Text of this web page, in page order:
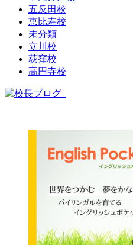
五反田校
恵比寿校
未分類
立川校
荻窪校
高円寺校